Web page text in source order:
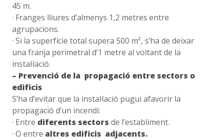
45 m.
· Franges lliures d’almenys 1,2 metres entre
agrupacions.
· Si la superfície total supera 500 m², s’ha de deixar
una franja perimetral d’1 metre al voltant de la
instal·lació.
– Prevenció de la propagació entre sectors o
edificis
S’ha d’evitar que la instal·lació pugui afavorir la
propagació d’un incendi:
· Entre diferents sectors de l’establiment.
· O entre altres edificis adjacents.